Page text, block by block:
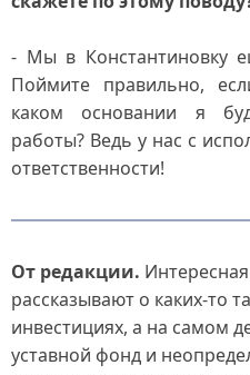
- Мы в Константиновку
Поймите правильно,
каком основании я
работы? Ведь у нас с
ответственности!
От редакции.
рассказывают о каких-то
инвестициях, а на самом
уставной фонд и